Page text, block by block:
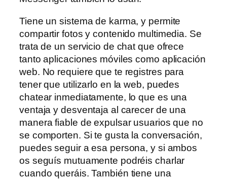
Tiene un sistema de karma, y permite
compartir fotos y contenido multimedia. Se
trata de un servicio de chat que ofrece
tanto aplicaciones móviles como aplicación
web. No requiere que te registres para
tener que utilizarlo en la web, puedes
chatear inmediatamente, lo que es una
ventaja y desventaja al carecer de una
manera fiable de expulsar usuarios que no
se comporten. Si te gusta la conversación,
puedes seguir a esa persona, y si ambos
os seguís mutuamente podréis charlar
cuando queráis. También tiene una